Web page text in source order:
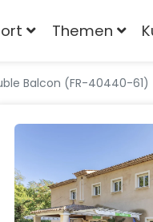
Themen
Balcon (FR-40440-61)